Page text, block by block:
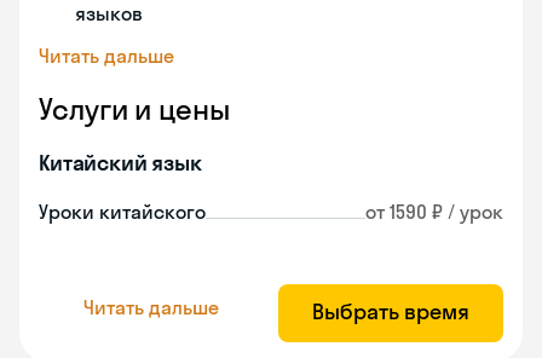
языков
Читать дальше
Услуги и цены
Китайский язык
Уроки китайского от 1590 ₽ / урок
Читать дальше Выбрать время